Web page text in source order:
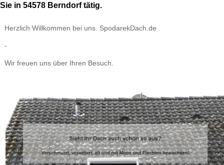
Sie in 54578 Berndorf tätig.
Herzlich Willkommen bei uns. SpodarekDach.de
-
Wir freuen uns über Ihren Besuch.